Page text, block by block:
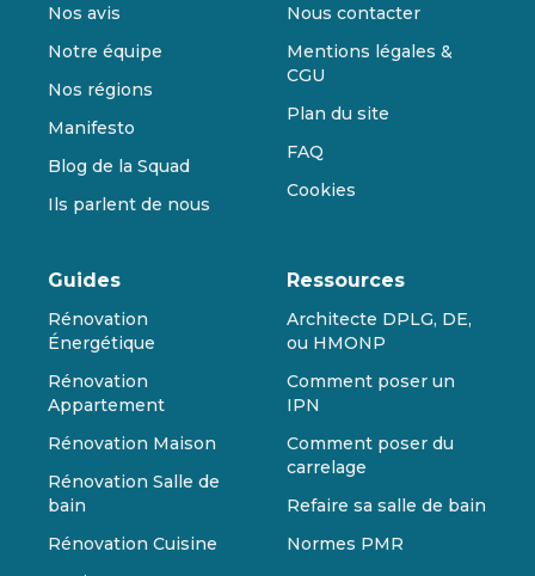
Nos avis
Notre équipe
Nos régions
Manifesto
Blog de la Squad
Ils parlent de nous
Nous contacter
Mentions légales &
CGU
Plan du site
FAQ
Cookies
Guides
Rénovation
Énergétique
Rénovation
Appartement
Rénovation Maison
Rénovation Salle de
bain
Rénovation Cuisine
Ressources
Architecte DPLG, DE,
ou HMONP
Comment poser un
IPN
Comment poser du
carrelage
Refaire sa salle de bain
Normes PMR